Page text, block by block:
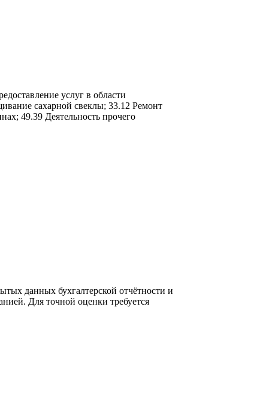
услуг в области
сахарной свеклы; 33.12 Ремонт
49.39 Деятельность прочего
данных бухгалтерской отчётности и
Для точной оценки требуется